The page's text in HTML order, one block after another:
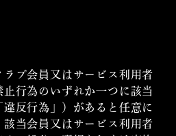
ラブ会員又はサービス利用者
止行為のいずれか一つに該当
反行為」）があると任意に
当会員又はサービス利用者